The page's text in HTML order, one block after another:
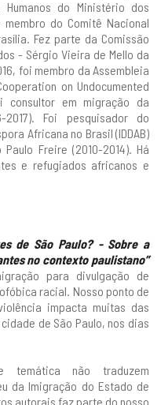
do Ministério dos
do Comitê Nacional
Fez parte da Comissão
- Sérgio Vieira de Mello da
foi membro da Assembleia
on Undocumented
consultor em migração da
2017). Foi pesquisador do
Africana no Brasil (IDDAB)
Freire (2010-2014). Há
e refugiados africanos e
de São Paulo? - Sobre a
no contexto paulistano”
para divulgação de
racial. Nosso ponto de
impacta muitas das
de São Paulo, nos dias
temática não traduzem
da Imigração do Estado de
autorais faz parte do nosso